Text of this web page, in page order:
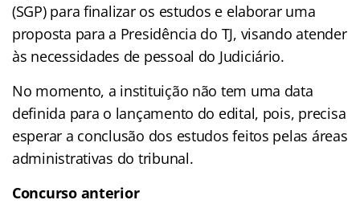
(SGP) para finalizar os estudos e elaborar uma
proposta para a Presidência do TJ, visando atender
às necessidades de pessoal do Judiciário.
No momento, a instituição não tem uma data
definida para o lançamento do edital, pois, precisa
esperar a conclusão dos estudos feitos pelas áreas
administrativas do tribunal.
Concurso anterior